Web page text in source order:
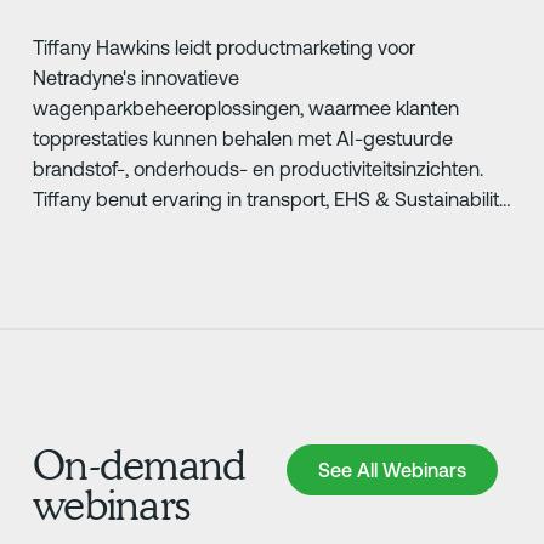
Tiffany Hawkins leidt productmarketing voor
Netradyne's innovatieve
wagenparkbeheeroplossingen, waarmee klanten
topprestaties kunnen behalen met AI-gestuurde
brandstof-, onderhouds- en productiviteitsinzichten.
Tiffany benut ervaring in transport, EHS & Sustainability,
On-demand
webinars
See All Webinars
See All Webinars